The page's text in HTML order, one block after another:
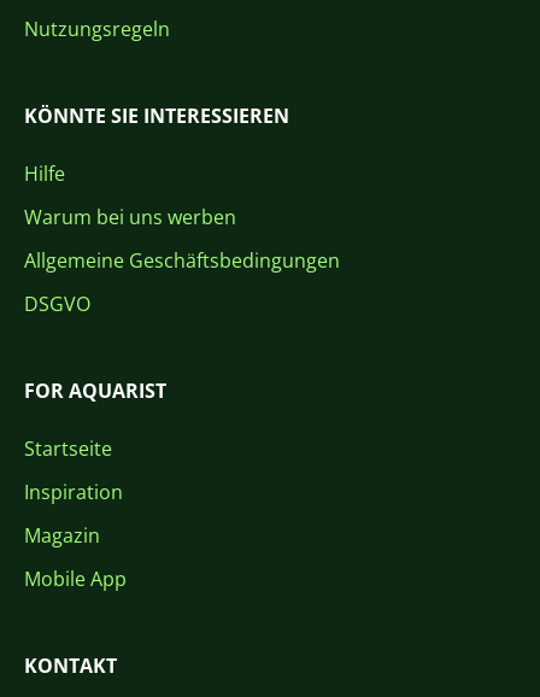
Nutzungsregeln
KÖNNTE SIE INTERESSIEREN
Hilfe
Warum bei uns werben
Allgemeine Geschäftsbedingungen
DSGVO
FOR AQUARIST
Startseite
Inspiration
Magazin
Mobile App
KONTAKT